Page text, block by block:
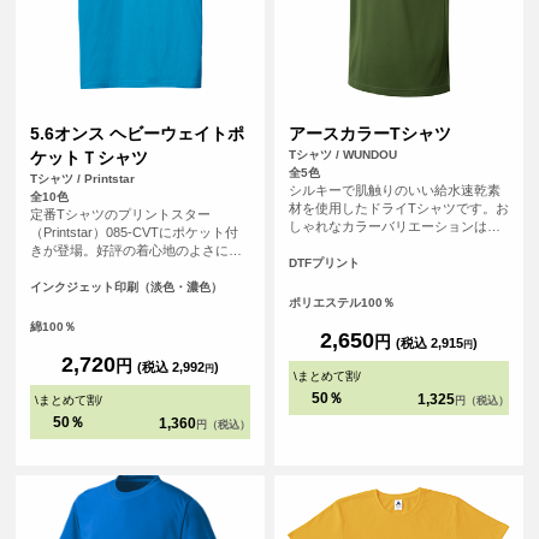
5.6オンス ヘビーウェイトポ
ケットＴシャツ
Tシャツ / Printstar
全10色
定番Tシャツのプリントスター
（Printstar）085-CVTにポケット付
きが登場。好評の着心地のよさに加
にブラッシュアップ。ポケットにオ
入れればグッとおしゃれになりま
インクジェット印刷（淡色・濃色）
綿100％
2,720円 (税込 2,992円)
\まとめて割/
50％ 1,360 円（税込）
アースカラーTシャツ
Tシャツ / WUNDOU
全5色
シルキーで肌触りのいい給水速乾素
材を使用したドライTシャツです。お
しゃれなカラーバリエーションは、
普段使いのTシャツとしてもおすすめ
DTFプリント
ポリエステル100％
2,650円 (税込 2,915円)
\まとめて割/
50％ 1,325 円（税込）